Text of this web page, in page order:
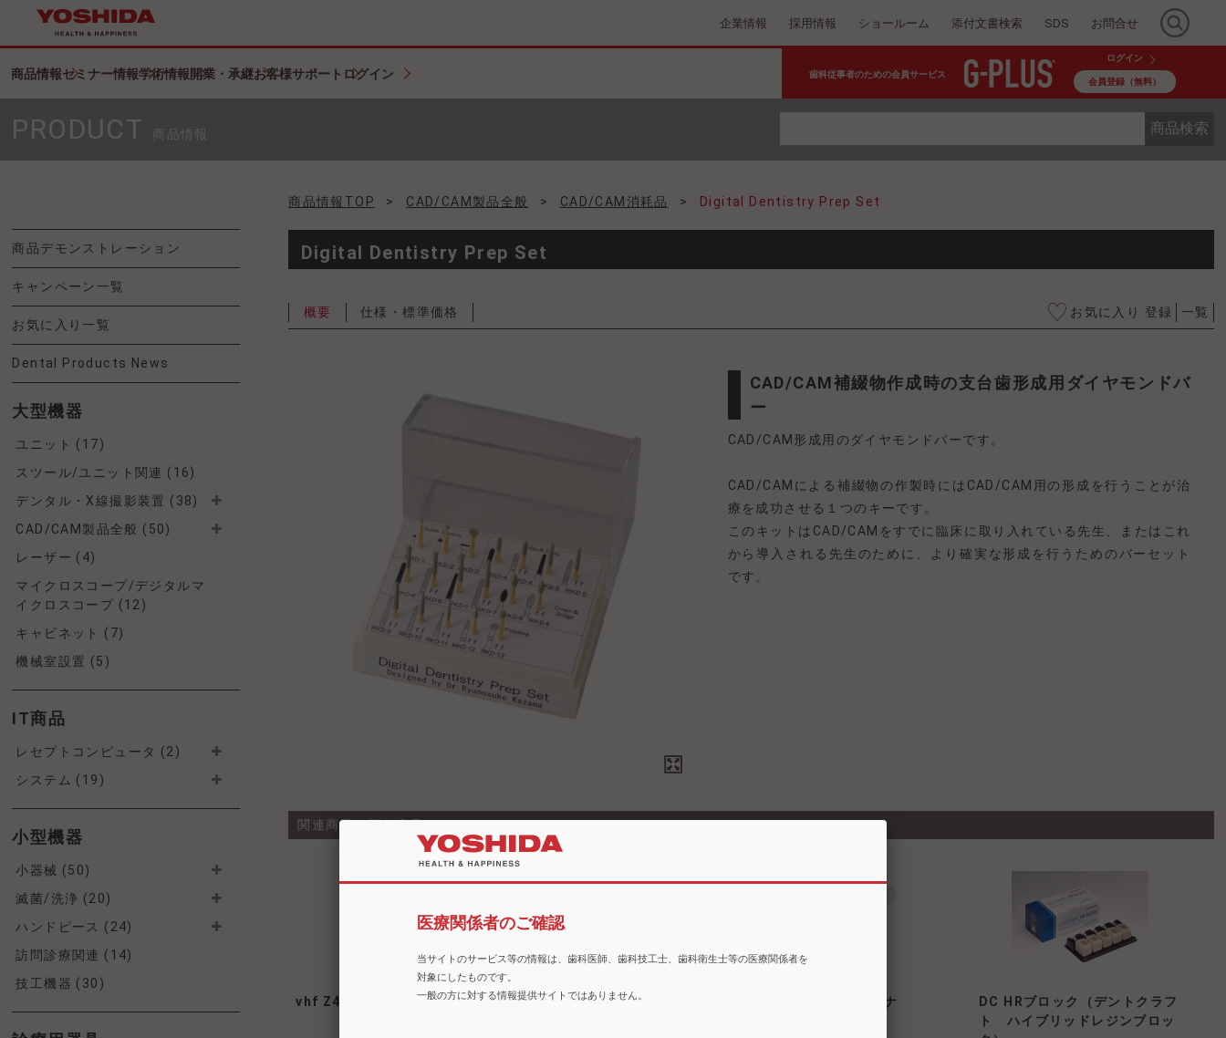
企業情報 採用情報 ショールーム 添付文書検索 SDS お問合せ
商品情報セミナー情報学術情報開業・承継お客様サポート ログイン 歯科従事者のための会員サービス
ログイン
会員登録（無料）
PRODUCT 商品情報 商品検索
商品デモンストレーション
キャンペーン一覧
お気に入り一覧
Dental Products News
大型機器
ユニット (17)
スツール/ユニット関連 (16)
デンタル・X線撮影装置 (38)
CAD/CAM製品全般 (50)
レーザー (4)
マイクロスコープ/デジタルマ
イクロスコープ (12)
キャビネット (7)
機械室設置 (5)
IT商品
レセプトコンピュータ (2)
システム (19)
小型機器
小器械 (50)
滅菌/洗浄 (20)
ハンドピース (24)
訪問診療関連 (14)
技工機器 (30)
商品情報TOP > CAD/CAM製品全般 > CAD/CAM消耗品 > Digital Dentistry Prep Set
Digital Dentistry Prep Set
概要 仕様・標準価格 お気に入り 登録 一覧
CAD/CAM補綴物作成時の支台歯形成用ダイヤモンドバ
ー
CAD/CAM形成用のダイヤモンドバーです。
CAD/CAMによる補綴物の作製時にはCAD/CAM用の形成を行うことが治
療を成功させる１つのキーです。
このキットはCAD/CAMをすでに臨床に取り入れている先生、またはこれ
から導入される先生のために、より確実な形成を行うためのバーセット
です。
関連商品・類似商品
vhf Z4 ミリングマシン vhf E4 ミリングマシン i600 オーラルスキャナ
DC HRブロック（デントクラフ
ト ハイブリッドレジンブロッ
医療関係者のご確認
当サイトのサービス等の情報は、歯科医師、歯科技工士、歯科衛生士等の医療関係者を
対象にしたものです。
一般の方に対する情報提供サイトではありません。